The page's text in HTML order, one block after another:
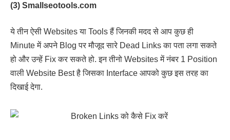
(3) Smallseotools.com
ये तीन ऐसी Websites या Tools हैं जिनकी मदद से आप कुछ ही
Minute में अपने Blog पर मौजूद सारे Dead Links का पता लगा सकते
हो और उन्हें Fix कर सकते हो. इन तीनो Websites में नंबर 1 Position
वाली Website Best है जिसका Interface आपको कुछ इस तरह का
दिखाई देगा.